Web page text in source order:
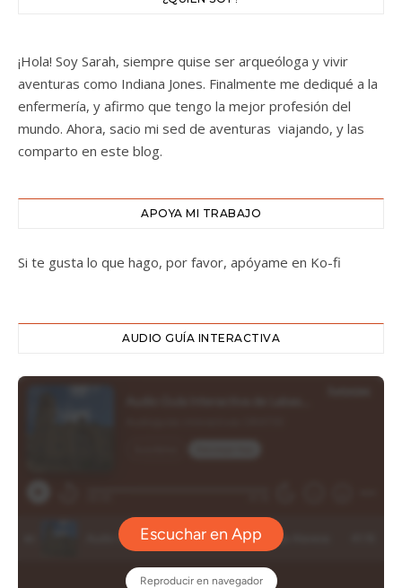
¡Hola! Soy Sarah, siempre quise ser arqueóloga y vivir
aventuras como Indiana Jones. Finalmente me dediqué a la
enfermería, y afirmo que tengo la mejor profesión del
mundo. Ahora, sacio mi sed de aventuras viajando, y las
comparto en este blog.
APOYA MI TRABAJO
Si te gusta lo que hago, por favor, apóyame en Ko-fi
AUDIO GUÍA INTERACTIVA